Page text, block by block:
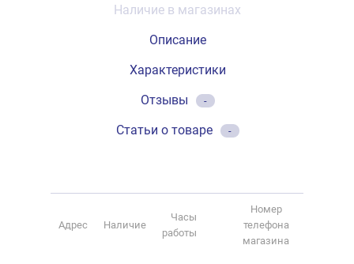
Наличие в магазинах
Описание
Характеристики
Отзывы
-
Статьи о товаре -
Адрес Наличие
Часы
работы
Номер
телефона
магазина